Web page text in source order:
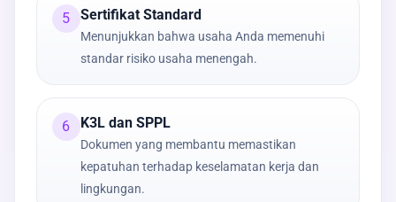
5 Sertifikat Standard
Menunjukkan bahwa usaha Anda memenuhi
standar risiko usaha menengah.
6 K3L dan SPPL
Dokumen yang membantu memastikan
kepatuhan terhadap keselamatan kerja dan
lingkungan.